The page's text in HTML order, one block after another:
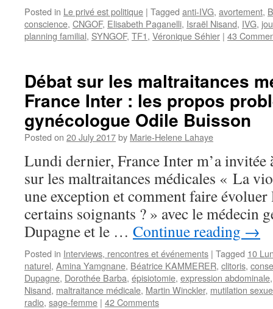
Posted in Le privé est politique | Tagged anti-IVG, avortement,
conscience, CNGOF, Elisabeth Paganelli, Israël Nisand, IVG,
planning familial, SYNGOF, TF1, Véronique Séhier | 43
Débat sur les maltraitances
France Inter : les propos
gynécologue Odile Buisson
Posted on 20 July 2017by Marie-Helene Lahaye
Lundi dernier, France Inter m’a invitée
sur les maltraitances médicales « La
une exception et comment faire évoluer
certains soignants ? » avec le médecin
Dupagne et le … Continue reading →
Posted in Interviews, rencontres et événements | Tagged 10
naturel, Amina Yamgnane, Béatrice KAMMERER, clitoris,
Dupagne, Dorothée Barba, épisiotomie, expression abdominale
Nisand, maltraitance médicale, Martin Winckler, mutilation
radio, sage-femme | 42 Comments